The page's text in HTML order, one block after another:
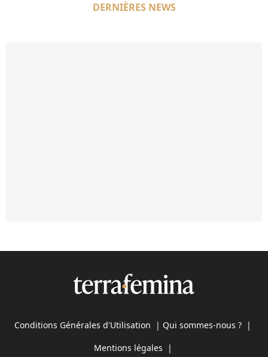
DERNIÈRES NEWS
Conditions Générales d'Utilisation | Qui sommes-nous ? |
Mentions légales |